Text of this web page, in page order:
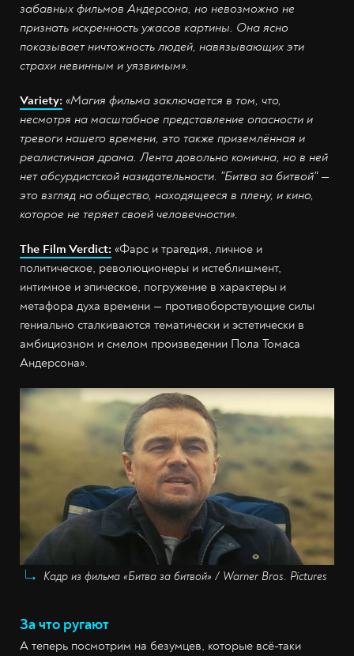
забавных фильмов Андерсона, но невозможно не
признать искренность ужасов картины. Она ясно
показывает ничтожность людей, навязывающих эти
страхи невинным и уязвимым».
Variety: «Магия фильма заключается в том, что,
несмотря на масштабное представление опасности и
тревоги нашего времени, это также приземлённая и
реалистичная драма. Лента довольно комична, но в ней
нет абсурдистской назидательности. "Битва за битвой" —
это взгляд на общество, находящееся в плену, и кино,
которое не теряет своей человечности».
The Film Verdict: «Фарс и трагедия, личное и
политическое, революционеры и истеблишмент,
интимное и эпическое, погружение в характеры и
метафора духа времени — противоборствующие силы
гениально сталкиваются тематически и эстетически в
амбициозном и смелом произведении Пола Томаса
Андерсона».
Кадр из фильма «Битва за битвой» / Warner Bros. Pictures
За что ругают
А теперь посмотрим на безумцев, которые всё-таки